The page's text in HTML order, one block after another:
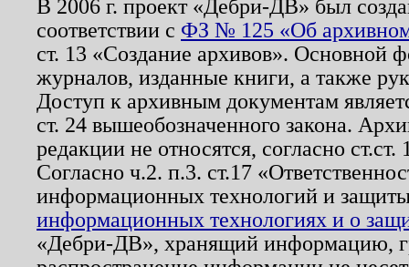
В 2006 г. проект «Дебри-ДВ» был
соответствии с ФЗ № 125 «Об
ст. 13 «Создание архивов». Основной
журналов, изданные книги, а также
Доступ к архивным документам
ст. 24 вышеобозначенного закона.
редакции не относятся, согласно
Согласно ч.2. п.3. ст.17
информационных технологий и
информационных технологиях и о
«Дебри-ДВ», хранящий информацию,